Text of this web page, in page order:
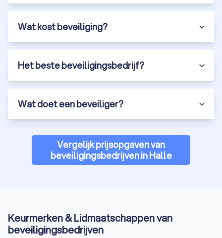
Wat kost beveiliging?
Het beste beveiligingsbedrijf?
Wat doet een beveiliger?
Vergelijk prijsopgaven van
beveiligingsbedrijven in Halle
Keurmerken & Lidmaatschappen van
beveiligingsbedrijven